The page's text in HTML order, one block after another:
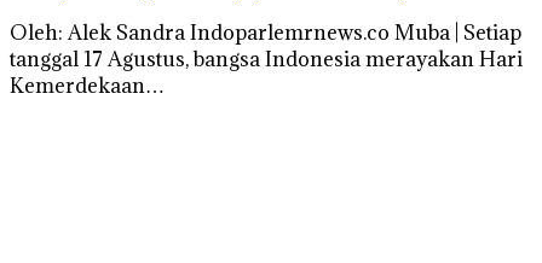
Oleh: Alek Sandra Indoparlemrnews.co Muba | Setiap
tanggal 17 Agustus, bangsa Indonesia merayakan Hari
Kemerdekaan…